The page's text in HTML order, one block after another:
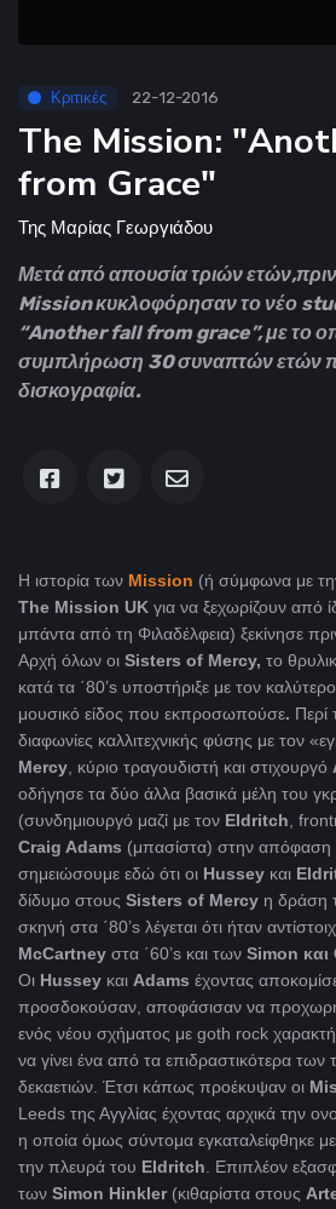
Κριτικές 22-12-2016
The Mission:
from Grace"
Της Μαρίας Γεωργιάδου
Μετά από απουσία τριών ετών,πριν
Mission κυκλοφόρησαν το νέο
“Another fall from grace”, με το
συμπλήρωση 30 συναπτών ετών
δισκογραφία.
Η ιστορία των Mission (ή σύμφωνα με
The Mission UK για να ξεχωρίζουν από
μπάντα από τη Φιλαδέλφεια) ξεκίνησε
Αρχή όλων οι Sisters of Mercy, το
κατά τα ΄80’s υποστήριξε με τον
μουσικό είδος που εκπροσωπούσε. Περί
διαφωνίες καλλιτεχνικής φύσης με τον
Mercy, κύριο τραγουδιστή και στιχουργό
οδήγησε τα δύο άλλα βασικά μέλη του
(συνδημιουργό μαζί με τον Eldritch,
Craig Adams (μπασίστα) στην
σημειώσουμε εδώ ότι οι Hussey και
δίδυμο στους Sisters of Mercy η δράση
σκηνή στα ΄80’s λέγεται ότι ήταν
McCartney στα ΄60’s και των Simon
Οι Hussey και Adams έχοντας
προσδοκούσαν, αποφάσισαν να
ενός νέου σχήματος με goth rock
να γίνει ένα από τα επιδραστικότερα των
δεκαετιών. Έτσι κάπως προέκυψαν οι
Leeds της Αγγλίας έχοντας αρχικά την
η οποία όμως σύντομα εγκαταλείφθηκε
την πλευρά του Eldritch. Επιπλέον
των Simon Hinkler(κιθαρίστα στους